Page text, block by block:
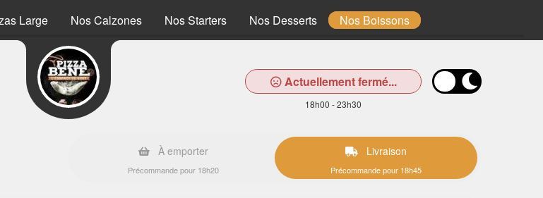
Large Nos Calzones Nos Starters Nos Desserts Nos Boissons
Actuellement fermé...
18h00 - 23h30
À emporter
Précommande pour 18h20
Livraison
Précommande pour 18h45